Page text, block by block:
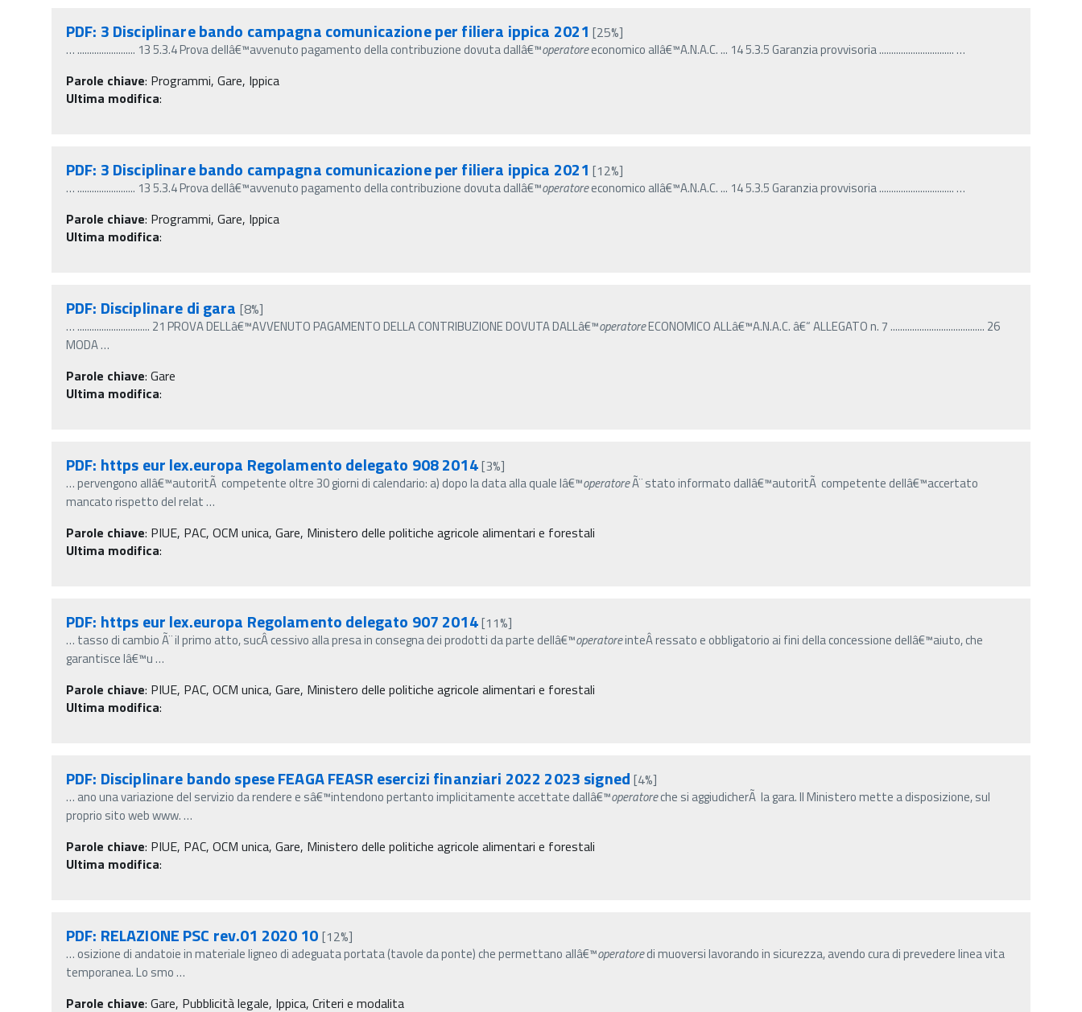
PDF: 3 Disciplinare bando campagna comunicazione per filiera ippica 2021 [25%]
…........................ 13 5.3.4 Prova dellâ€™avvenuto pagamento della contribuzione dovuta dallâ€™operatoreeconomico allâ€™A.N.A.C. ... 14 5.3.5 Garanzia provvisoria ...............................…
Parole chiave: Programmi, Gare, Ippica
Ultima modifica:
PDF: 3 Disciplinare bando campagna comunicazione per filiera ippica 2021 [12%]
…........................ 13 5.3.4 Prova dellâ€™avvenuto pagamento della contribuzione dovuta dallâ€™operatoreeconomico allâ€™A.N.A.C. ... 14 5.3.5 Garanzia provvisoria ...............................…
Parole chiave: Programmi, Gare, Ippica
Ultima modifica:
PDF: Disciplinare di gara [8%]
….............................. 21 PROVA DELLâ€™AVVENUTO PAGAMENTO DELLA CONTRIBUZIONE DOVUTA DALLâ€™operatoreECONOMICO ALLâ€™A.N.A.C. â€“ ALLEGATO n. 7 ....................................... 26
MODA…
Parole chiave: Gare
Ultima modifica:
PDF: https eur lex.europa Regolamento delegato 908 2014[3%]
…pervengono allâ€™autoritÃ competente oltre 30 giorni di calendario: a) dopo la data alla quale lâ€™operatoreÃ¨ stato informato dallâ€™autoritÃ competente dellâ€™accertato
mancato rispetto del relat…
Parole chiave: PIUE, PAC, OCM unica, Gare, Ministero delle politiche agricole alimentari e forestali
Ultima modifica:
PDF: https eur lex.europa Regolamento delegato 907 2014[11%]
… tasso di cambio Ã¨ il primo atto, sucÂ­ cessivo alla presa in consegna dei prodotti da parte dellâ€™operatoreinteÂ­ ressato e obbligatorio ai fini della concessione dellâ€™aiuto, che
garantisce lâ€™u…
Parole chiave: PIUE, PAC, OCM unica, Gare, Ministero delle politiche agricole alimentari e forestali
Ultima modifica:
PDF: Disciplinare bando spese FEAGA FEASR esercizi finanziari 2022 2023 signed [4%]
… ano una variazione del servizio da rendere e sâ€™intendono pertanto implicitamente accettate dallâ€™operatoreche si aggiudicherÃ la gara. Il Ministero mette a disposizione, sul
proprio sito web www.…
Parole chiave: PIUE, PAC, OCM unica, Gare, Ministero delle politiche agricole alimentari e forestali
Ultima modifica:
PDF: RELAZIONE PSC rev.01 2020 10 [12%]
… osizione di andatoie in materiale ligneo di adeguata portata (tavole da ponte) che permettano allâ€™operatoredi muoversi lavorando in sicurezza, avendo cura di prevedere linea vita
temporanea. Lo smo…
Parole chiave: Gare, Pubblicità legale, Ippica, Criteri e modalita